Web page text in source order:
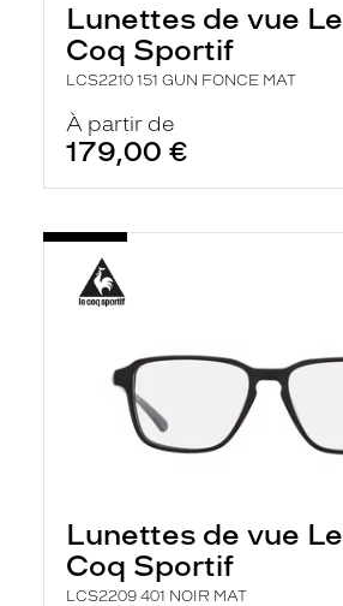
Lunettes de vue Le
Coq Sportif
LCS2210 151 GUN FONCE MAT
À partir de
179,00 €
Lunettes de vue Le
Coq Sportif
LCS2209 401 NOIR MAT